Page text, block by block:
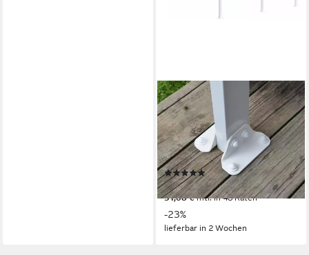
PALRAM - CANOPIA
Terrassendach Olympia 3x5.4,
BxT: 546x295 cm, Bedachung
Doppelstegplatten, BxT:
546x295 cm
(4)
ab 1.759,48 € UVP2.286,00 €
51,08 €mtl. in 48 Raten
-23%
lieferbar in 2 Wochen